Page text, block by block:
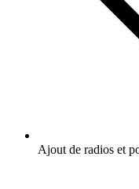
Ajout de radios et